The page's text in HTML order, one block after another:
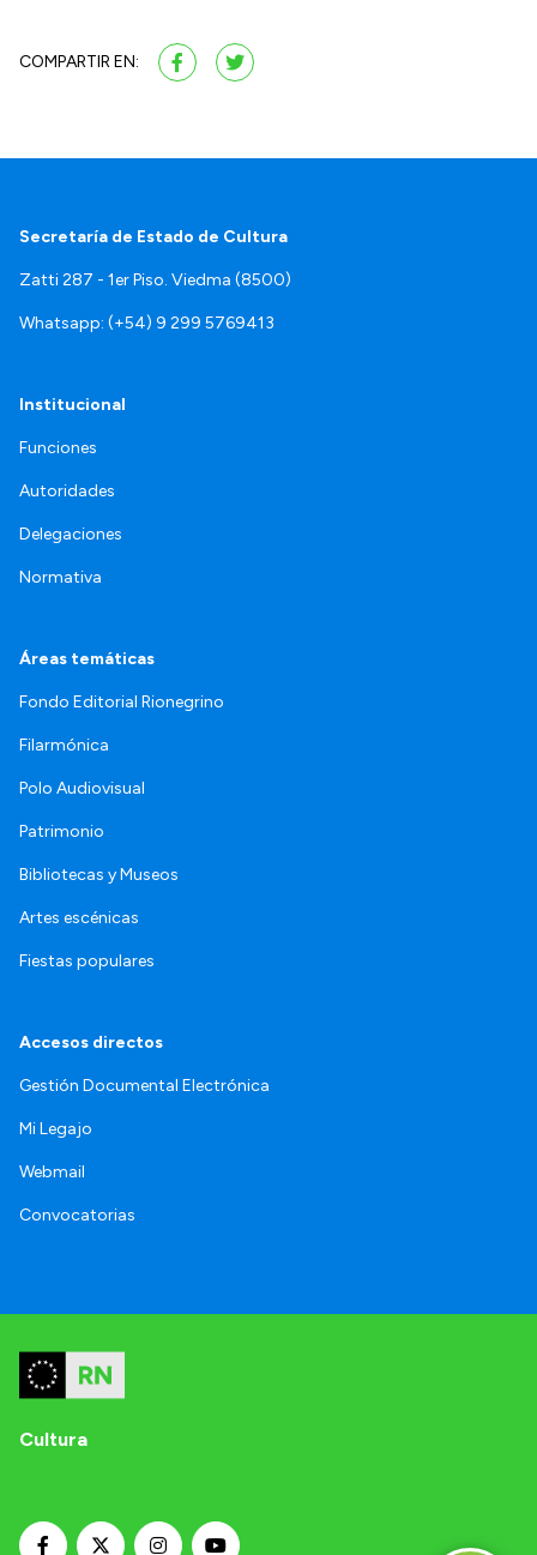
COMPARTIR EN:
Secretaría de Estado de Cultura
Zatti 287 - 1er Piso. Viedma (8500)
Whatsapp: (+54) 9 299 5769413
Institucional
Funciones
Autoridades
Delegaciones
Normativa
Áreas temáticas
Fondo Editorial Rionegrino
Filarmónica
Polo Audiovisual
Patrimonio
Bibliotecas y Museos
Artes escénicas
Fiestas populares
Accesos directos
Gestión Documental Electrónica
Mi Legajo
Webmail
Convocatorias
Cultura